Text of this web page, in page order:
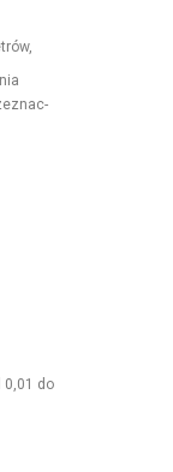
0,01 do